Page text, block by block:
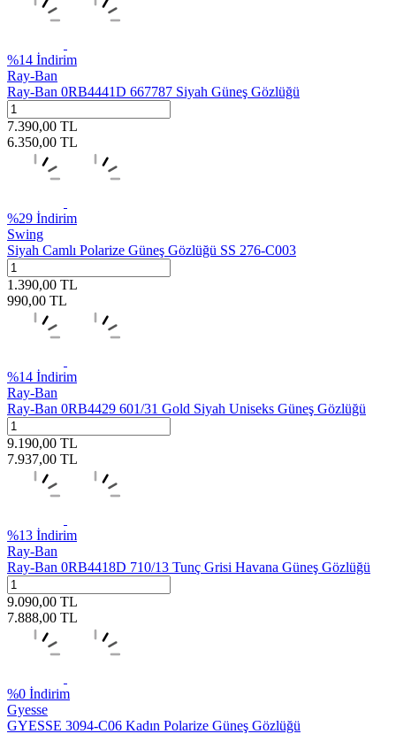
%14 İndirim
Ray-Ban
Ray-Ban 0RB4441D 667787 Siyah Güneş Gözlüğü
7.390,00 TL
6.350,00 TL
%29 İndirim
Swing
Siyah Camlı Polarize Güneş Gözlüğü SS 276-C003
1.390,00 TL
990,00 TL
%14 İndirim
Ray-Ban
Ray-Ban 0RB4429 601/31 Gold Siyah Uniseks Güneş Gözlüğü
9.190,00 TL
7.937,00 TL
%13 İndirim
Ray-Ban
Ray-Ban 0RB4418D 710/13 Tunç Grisi Havana Güneş Gözlüğü
9.090,00 TL
7.888,00 TL
%0 İndirim
Gyesse
GYESSE 3094-C06 Kadın Polarize Güneş Gözlüğü